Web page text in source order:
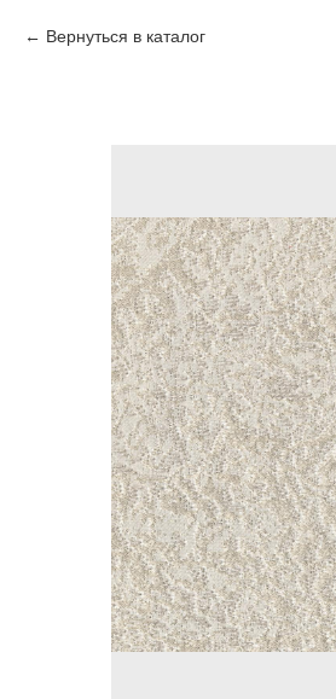
Вернуться в каталог